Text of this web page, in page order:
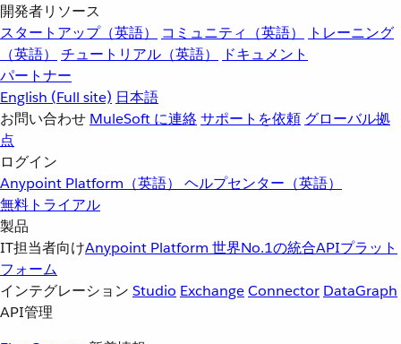
開発者リソース
スタートアップ（英語）
コミュニティ（英語）
トレーニング
（英語）
チュートリアル（英語）
ドキュメント
パートナー
English (Full site) 日本語
お問い合わせ MuleSoft に連絡サポートを依頼 グローバル拠
点
ログイン
Anypoint Platform（英語） ヘルプセンター（英語）
無料トライアル
製品
IT担当者向けAnypoint Platform 世界No.1の統合APIプラット
フォーム
インテグレーション Studio ExchangeConnector DataGraph
API管理